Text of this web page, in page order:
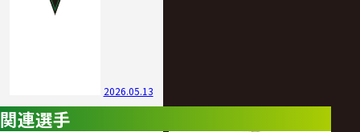
2026.05.13
関連選手